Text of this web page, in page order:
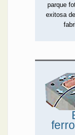
parque
exitosa